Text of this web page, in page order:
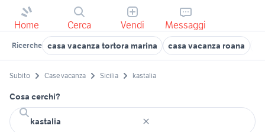
Home Cerca Vendi Messaggi
Ricerche casa vacanza tortora marina casa vacanza roana
Subito Case vacanza Sicilia kastalia
Cosa cerchi?